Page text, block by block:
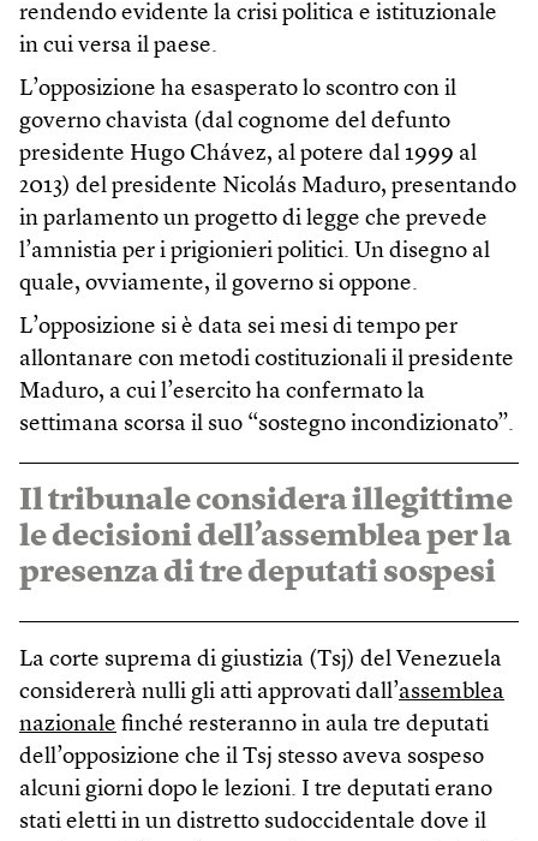
rendendo evidente la crisi politica e istituzionale
in cui versa il paese.
L’opposizione ha esasperato lo scontro con il
governo chavista (dal cognome del defunto
presidente Hugo Chávez, al potere dal 1999 al
2013) del presidente Nicolás Maduro, presentando
in parlamento un progetto di legge che prevede
l’amnistia per i prigionieri politici. Un disegno al
quale, ovviamente, il governo si oppone.
L’opposizione si è data sei mesi di tempo per
allontanare con metodi costituzionali il presidente
Maduro, a cui l’esercito ha confermato la
settimana scorsa il suo “sostegno incondizionato”.
Il tribunale considera illegittime
le decisioni dell’assemblea per la
presenza di tre deputati sospesi
La corte suprema di giustizia (Tsj) del Venezuela
considererà nulli gli atti approvati dall’assemblea
nazionale finché resteranno in aula tre deputati
dell’opposizione che il Tsj stesso aveva sospeso
alcuni giorni dopo le lezioni. I tre deputati erano
stati eletti in un distretto sudoccidentale dove il